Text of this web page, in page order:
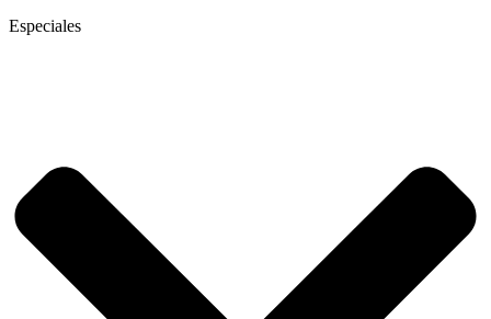
Especiales